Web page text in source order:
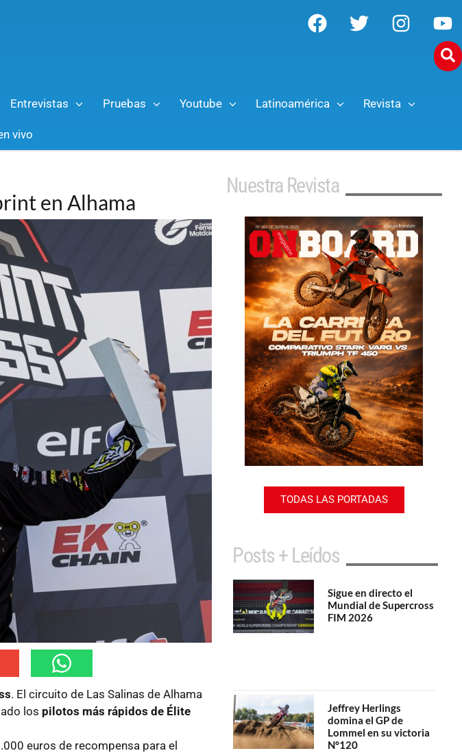
Entrevistas Pruebas Youtube Latinoamérica Revista
vivo
en Alhama
. El circuito de Las Salinas de Alhama
los pilotos más rápidos de Élite
euros de recompensa para el
Nuestra Revista
TODAS LAS PORTADAS
Posts + Leídos
Sigue en directo el
Mundial de Supercross
FIM 2026
Jeffrey Herlings
domina el GP de
Lommel en su victoria
N°120